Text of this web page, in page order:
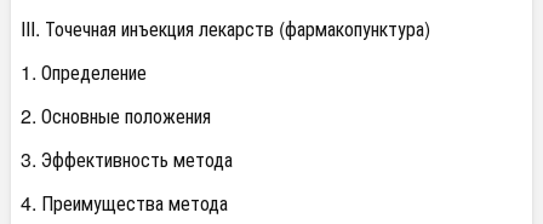
III. Точечная инъекция лекарств (фармакопунктура)
1. Определение
2. Основные положения
3. Эффективность метода
4. Преимущества метода